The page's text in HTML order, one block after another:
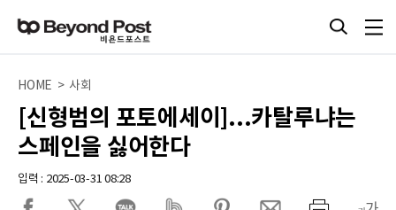
HOME > 사회
[신형범의 포토에세이]...카탈루냐는
스페인을 싫어한다
입력 : 2025-03-31 08:28